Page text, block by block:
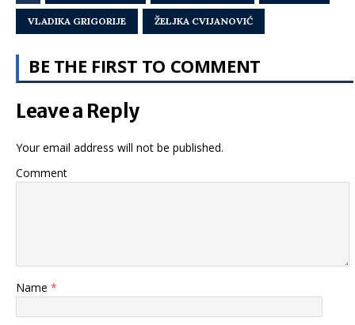
VLADIKA GRIGORIJE ŽELJKA CVIJANOVIĆ
BE THE FIRST TO COMMENT
Leave a Reply
Your email address will not be published.
Comment
Name *